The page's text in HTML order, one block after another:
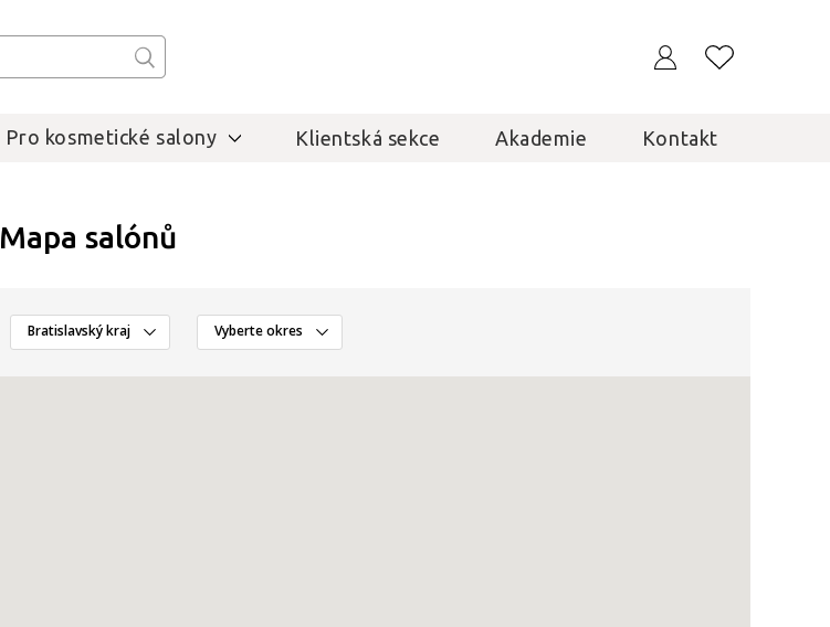
Pro kosmetické salony Klientská sekce Akademie Kontakt
Mapa salónů
Bratislavský kraj Vyberte okres